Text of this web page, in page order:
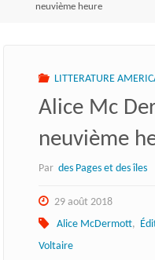
neuvième heure
LITTERATURE
Alice Mc
neuvième
Par des Pages et des îles
29 août 2018
Alice McDermott,
Voltaire